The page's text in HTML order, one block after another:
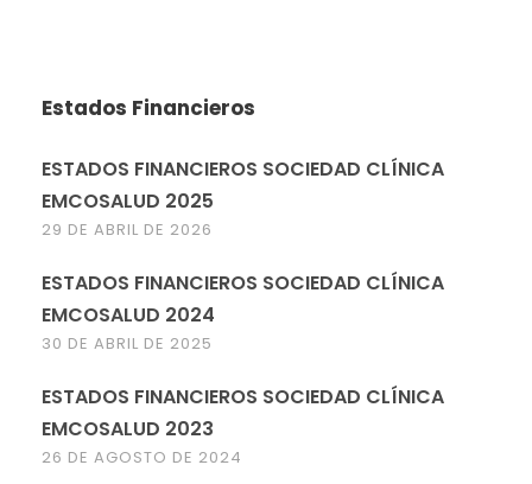
Estados Financieros
ESTADOS FINANCIEROS SOCIEDAD CLÍNICA
EMCOSALUD 2025
29 DE ABRIL DE 2026
ESTADOS FINANCIEROS SOCIEDAD CLÍNICA
EMCOSALUD 2024
30 DE ABRIL DE 2025
ESTADOS FINANCIEROS SOCIEDAD CLÍNICA
EMCOSALUD 2023
26 DE AGOSTO DE 2024